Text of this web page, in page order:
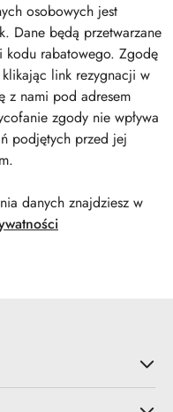
osobowych jest
. Dane będą przetwarzane
kodu rabatowego. Zgodę
link rezygnacji w
z nami pod adresem
zgody nie wpływa
podjętych przed jej
danych znajdziesz w